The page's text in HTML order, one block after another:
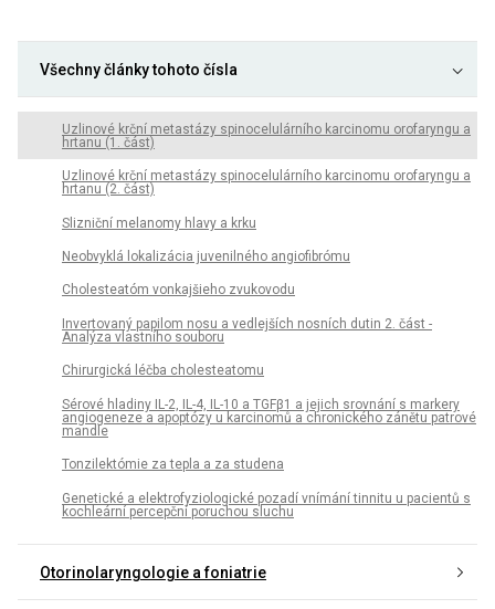
Všechny články tohoto čísla
Uzlinové krční metastázy spinocelulárního karcinomu orofaryngu a
hrtanu (1. část)
Uzlinové krční metastázy spinocelulárního karcinomu orofaryngu a
hrtanu (2. část)
Slizniční melanomy hlavy a krku
Neobvyklá lokalizácia juvenilného angiofibrómu
Cholesteatóm vonkajšieho zvukovodu
Invertovaný papilom nosu a vedlejších nosních dutin 2. část -
Analýza vlastního souboru
Chirurgická léčba cholesteatomu
Sérové hladiny IL-2, IL-4, IL-10 a TGFβ1 a jejich srovnání s markery
angiogeneze a apoptózy u karcinomů a chronického zánětu patrové
mandle
Tonzilektómie za tepla a za studena
Genetické a elektrofyziologické pozadí vnímání tinnitu u pacientů s
kochleární percepční poruchou sluchu
Otorinolaryngologie a foniatrie